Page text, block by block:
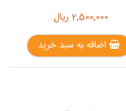
2,500,000 ریال
اضافه به سبد خرید